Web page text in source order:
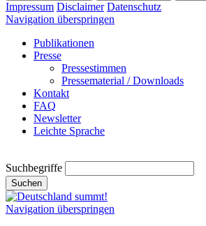
Impressum Disclaimer Datenschutz
Navigation überspringen
Publikationen
Presse
Pressestimmen
Pressematerial / Downloads
Kontakt
FAQ
Newsletter
Leichte Sprache
Suchbegriffe
Suchen
Navigation überspringen